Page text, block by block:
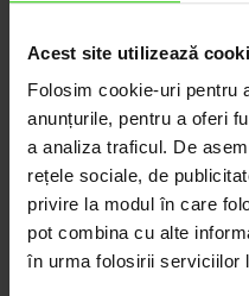
Acest site utilizează
Folosim cookie-uri pentru
anunțurile, pentru a oferi
a analiza traficul. De
rețele sociale, de
privire la modul în care
pot combina cu alte
în urma folosirii serviciilor
Descoperă Lumea
LOCUL
DEVINE
COZETTE este
elegante și rafinate,
Ne mândrim cu o vastă
mai sofisticate bijuterii